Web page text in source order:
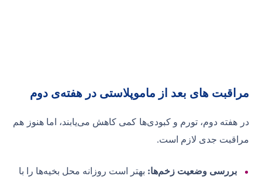
مراقبت های بعد از ماموپلاستی در هفته‌ی دوم
در هفته دوم، تورم و کبودی‌ها کمی کاهش می‌یابند، اما هنوز هم
مراقبت جدی لازم است.
بررسی وضعیت زخم‌ها: بهتر است روزانه محل بخیه‌ها را با